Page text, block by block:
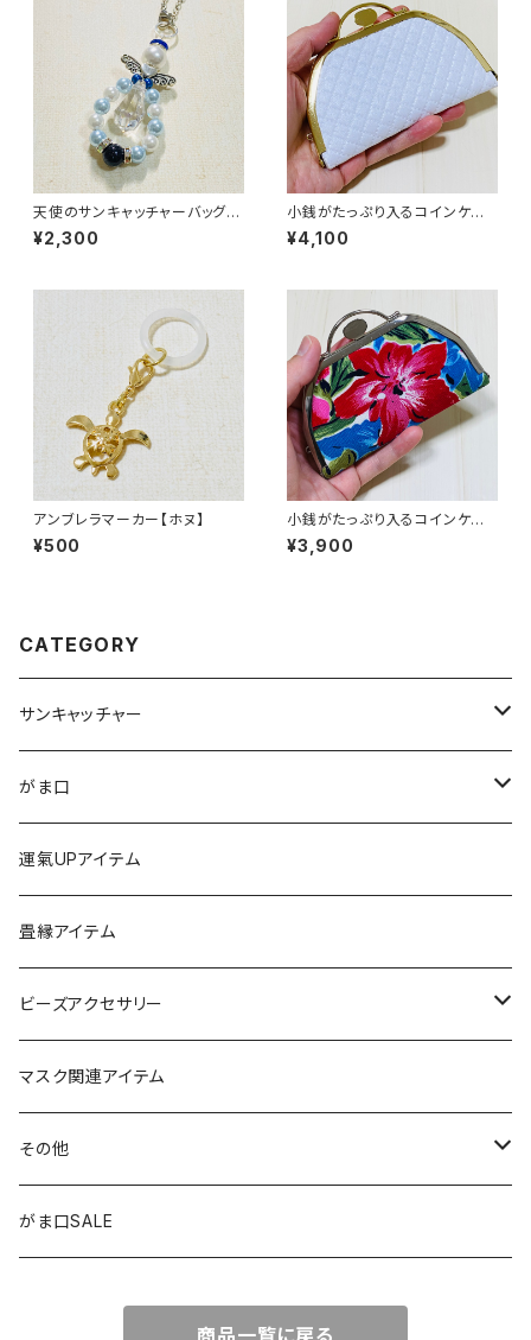
天使のサンキャッチャーバッグチ
ャーム
¥2,300
小銭がたっぷり入るコインケー
ス／【合皮】白
¥4,100
アンブレラマーカー【ホヌ】
¥500
小銭がたっぷり入るコインケー
ス／ハイビスカス柄
¥3,900
CATEGORY
サンキャッチャー
ストラップ
チャーム
バッグチャーム
カーアクセサリー
ミニサンキャッチャー
窓用サンキャッチャー
ブックマーカー
がま口
ちびがま
カードケース
コインケース
長財布
ペンケース
通帳ケース
運氣UPアイテム
畳縁アイテム
ビーズアクセサリー
チャーム
ストラップ
ペンダント
マスク関連アイテム
その他
アジャスター
がま口SALE
商品一覧に戻る